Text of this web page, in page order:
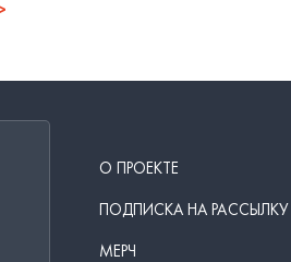
О ПРОЕКТЕ
ПОДПИСКА НА РАССЫЛКУ
МЕРЧ